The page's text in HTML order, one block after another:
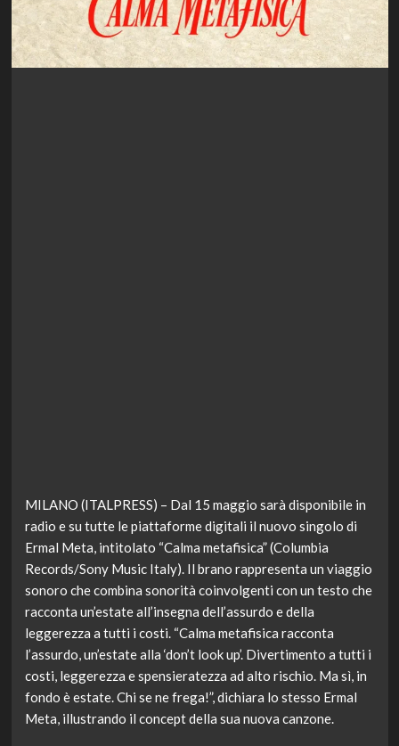
MILANO (ITALPRESS) – Dal 15 maggio sarà disponibile in
radio e su tutte le piattaforme digitali il nuovo singolo di
Ermal Meta, intitolato “Calma metafisica” (Columbia
Records/Sony Music Italy). Il brano rappresenta un viaggio
sonoro che combina sonorità coinvolgenti con un testo che
racconta un’estate all’insegna dell’assurdo e della
leggerezza a tutti i costi. “Calma metafisica racconta
l’assurdo, un’estate alla ‘don’t look up’. Divertimento a tutti i
costi, leggerezza e spensieratezza ad alto rischio. Ma sì, in
fondo è estate. Chi se ne frega!”, dichiara lo stesso Ermal
Meta, illustrando il concept della sua nuova canzone.